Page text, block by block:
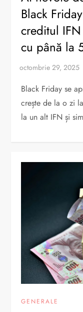
Black
creditul
cu până la
Black Friday se
crește de la o zi
la un alt IFN și
GENERALE